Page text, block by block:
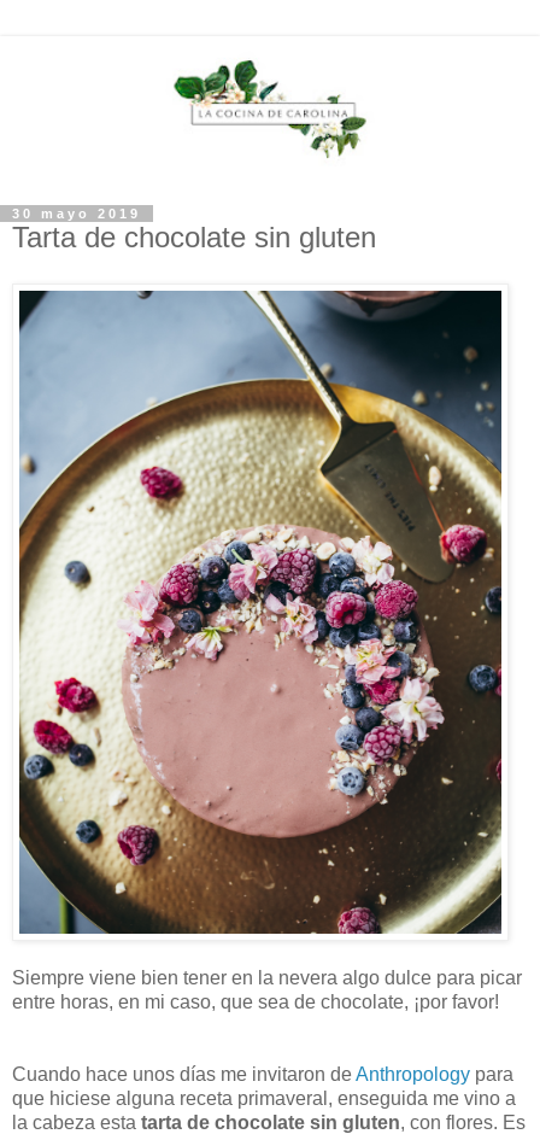
30 mayo 2019
Tarta de chocolate sin gluten
Siempre viene bien tener en la nevera algo dulce para picar
entre horas, en mi caso, que sea de chocolate, ¡por favor!
Cuando hace unos días me invitaron deAnthropology para
que hiciese alguna receta primaveral, enseguida me vino a
la cabeza esta tarta de chocolate sin gluten, con flores. Es